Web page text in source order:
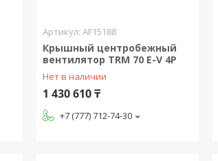
AF15188
Крышный центробежный
вентилятор TRM 70 E-V 4P
Нет в наличии
1 430 610 ₸
+7 (777) 712-74-30